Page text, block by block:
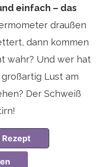
einfach – das
draußen
dann kommen
wahr? Und wer hat
Lust am
Der Schweiß